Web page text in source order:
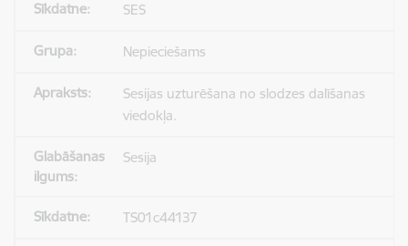
SES
Nepieciešams
Sesijas uzturēšana no slodzes dalīšanas
viedokļa.
Sesija
TS01c44137